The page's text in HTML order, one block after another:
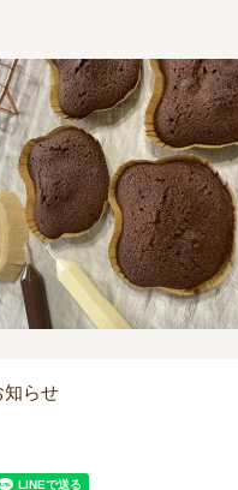
知らせ